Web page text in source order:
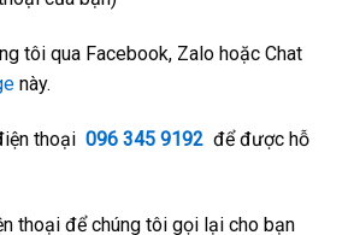
tôi qua Facebook, Zalo hoặc Chat
này.
thoại 096 345 9192 để được hỗ
thoại để chúng tôi gọi lại cho bạn